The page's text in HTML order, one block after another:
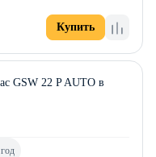
Купить
GSW 22 P AUTO в